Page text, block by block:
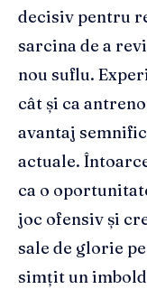
decisiv pentru
sarcina de a
nou suflu.
cât și ca
avantaj
actuale.
ca o
joc ofensiv și
sale de glorie
simțit un